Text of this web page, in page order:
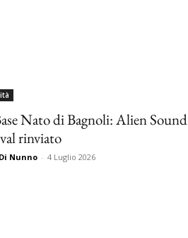
Nato di Bagnoli: Alien Sound
rinviato
Nunno - 4 Luglio 2026